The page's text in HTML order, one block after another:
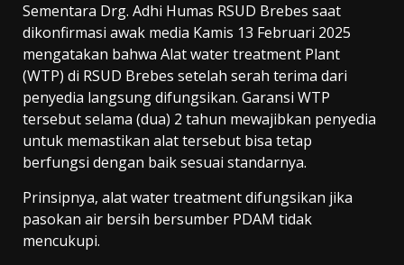
Sementara Drg. Adhi Humas RSUD Brebes saat
dikonfirmasi awak media Kamis 13 Februari 2025
mengatakan bahwa Alat water treatment Plant
(WTP) di RSUD Brebes setelah serah terima dari
penyedia langsung difungsikan. Garansi WTP
tersebut selama (dua) 2 tahun mewajibkan penyedia
untuk memastikan alat tersebut bisa tetap
berfungsi dengan baik sesuai standarnya.
Prinsipnya, alat water treatment difungsikan jika
pasokan air bersih bersumber PDAM tidak
mencukupi.